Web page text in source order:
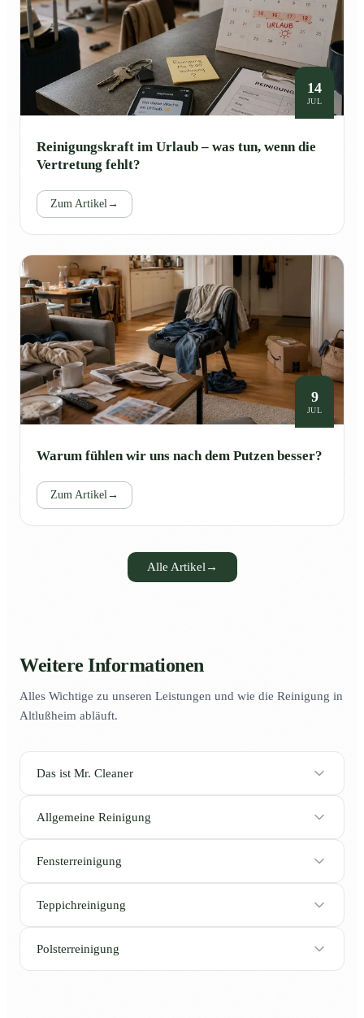
14
JUL
Reinigungskraft im Urlaub – was tun, wenn die
Vertretung fehlt?
Zum Artikel→
9
JUL
Warum fühlen wir uns nach dem Putzen besser?
Zum Artikel→
Alle Artikel→
Weitere Informationen
Alles Wichtige zu unseren Leistungen und wie die Reinigung in
Altlußheim abläuft.
Das ist Mr. Cleaner
Allgemeine Reinigung
Fensterreinigung
Teppichreinigung
Polsterreinigung